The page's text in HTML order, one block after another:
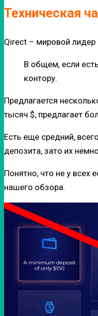
Техническая
Qirect – мировой лидер
В общем, если
контору.
Предлагается
тысяч $, предлагает
Есть еще средний,
депозита, зато их
Понятно, что не у всех
нашего обзора.